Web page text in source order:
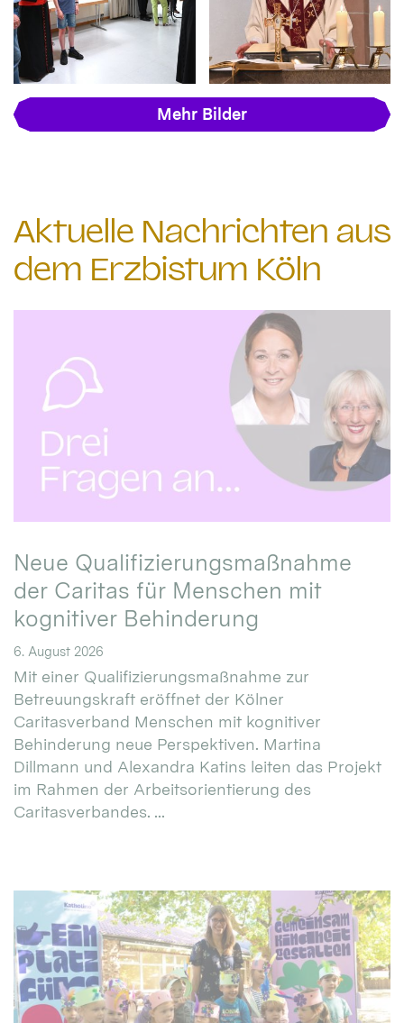
Mehr Bilder
Aktuelle Nachrichten aus
dem Erzbistum Köln
Neue Qualifizierungsmaßnahme
der Caritas für Menschen mit
kognitiver Behinderung
6. August 2026
Mit einer Qualifizierungsmaßnahme zur
Betreuungskraft eröffnet der Kölner
Caritasverband Menschen mit kognitiver
Behinderung neue Perspektiven. Martina
Dillmann und Alexandra Katins leiten das Projekt
im Rahmen der Arbeitsorientierung des
Caritasverbandes. ...